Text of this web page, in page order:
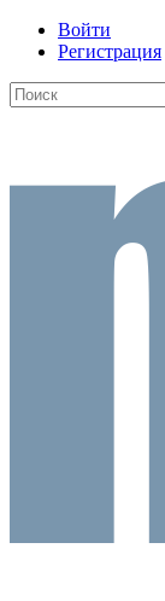
Войти
Регистрация